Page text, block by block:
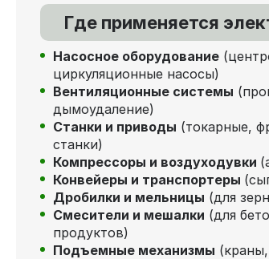
Где применяется
Насосное оборудование
циркуляционные насосы)
Вентиляционные системы
дымоудаление)
Станки и приводы (токарные,
станки)
Компрессоры и воздуходувки
Конвейеры и транспортеры
Дробилки и мельницы (для
Смесители и мешалки (для
продуктов)
Подъемные механизмы